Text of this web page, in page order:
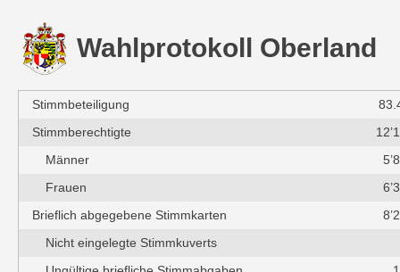
Wahlprotokoll Oberland
Stimmbeteiligung
Stimmberechtigte
Männer
Frauen
Brieflich abgegebene Stimmkarten
Nicht eingelegte Stimmkuverts